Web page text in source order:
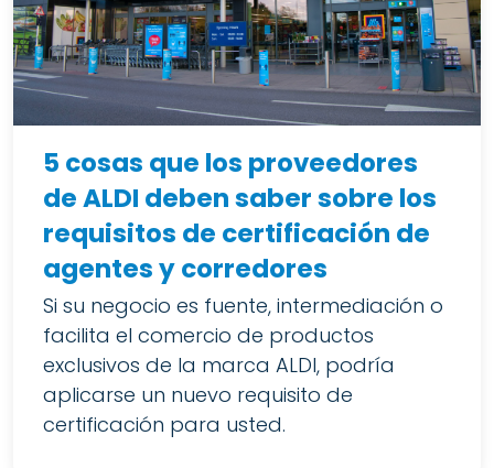
5 cosas que los proveedores
de ALDI deben saber sobre los
requisitos de certificación de
agentes y corredores
Si su negocio es fuente, intermediación o
facilita el comercio de productos
exclusivos de la marca ALDI, podría
aplicarse un nuevo requisito de
certificación para usted.